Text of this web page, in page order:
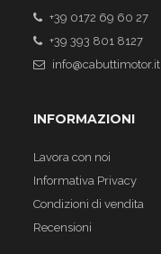
+39 0172 69 60 27
+39 393 801 8127
info@cabuttimotor.it
INFORMAZIONI
Lavora con noi
Informativa Privacy
Condizioni di vendita
Recensioni